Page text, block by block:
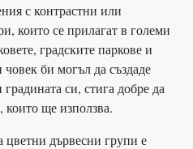
с контрастни или
които се прилагат в големи
градските паркове и
би могъл да създаде
си, стига добре да
които ще използва.
цветни дървесни групи е